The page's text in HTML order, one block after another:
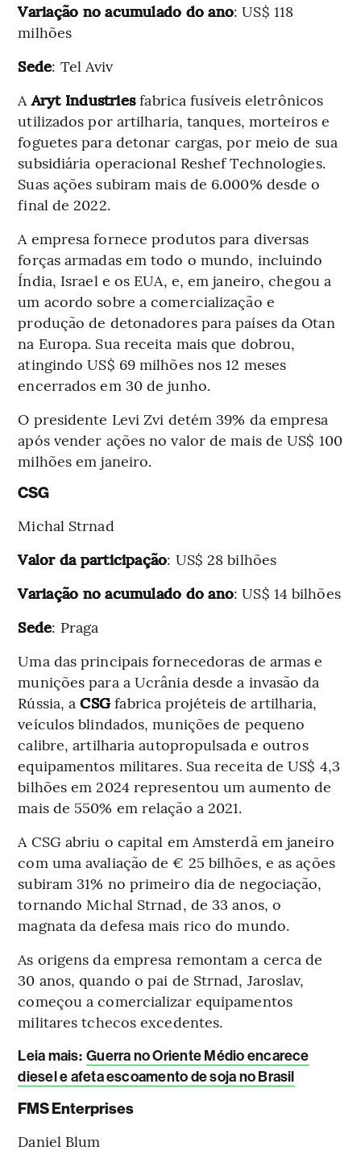
Variação no acumulado do ano: US$ 118
milhões
Sede: Tel Aviv
AAryt Industriesfabrica fusíveis eletrônicos
utilizados por artilharia, tanques, morteiros e
foguetes para detonar cargas, por meio de sua
subsidiária operacional Reshef Technologies.
Suas ações subiram mais de 6.000% desde o
final de 2022.
A empresa fornece produtos para diversas
forças armadas em todo o mundo, incluindo
Índia, Israel e os EUA, e, em janeiro, chegou a
um acordo sobre a comercialização e
produção de detonadores para países da Otan
na Europa. Sua receita mais que dobrou,
atingindo US$ 69 milhões nos 12 meses
encerrados em 30 de junho.
O presidente Levi Zvi detém 39% da empresa
após vender ações no valor de mais de US$ 100
milhões em janeiro.
CSG
Michal Strnad
Valor da participação: US$ 28 bilhões
Variação no acumulado do ano: US$ 14 bilhões
Sede: Praga
Uma das principais fornecedoras de armas e
munições para a Ucrânia desde a invasão da
Rússia, aCSGfabrica projéteis de artilharia,
veículos blindados, munições de pequeno
calibre, artilharia autopropulsada e outros
equipamentos militares. Sua receita de US$ 4,3
bilhões em 2024 representou um aumento de
mais de 550% em relação a 2021.
A CSG abriu o capital em Amsterdã em janeiro
com uma avaliação de € 25 bilhões, e as ações
subiram 31% no primeiro dia de negociação,
tornando Michal Strnad, de 33 anos, o
magnata da defesa mais rico do mundo.
As origens da empresa remontam a cerca de
30 anos, quando o pai de Strnad, Jaroslav,
começou a comercializar equipamentos
militares tchecos excedentes.
Leia mais: Guerra no Oriente Médio encarece
diesel e afeta escoamento de soja no Brasil
FMS Enterprises
Daniel Blum